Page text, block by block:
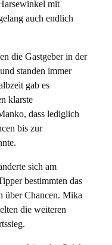
mit
auch endlich
die Gastgeber in der
standen immer
gab es
klarste
dass lediglich
bis zur
sich am
bestimmten das
über Chancen. Mika
die weiteren